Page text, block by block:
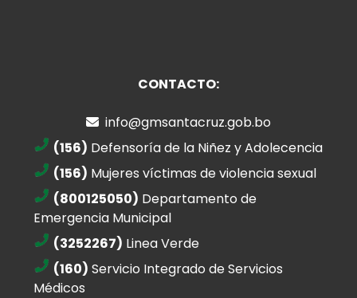
CONTACTO:
info@gmsantacruz.gob.bo
(156) Defensoría de la Niñez y Adolecencia
(156) Mujeres víctimas de violencia sexual
(800125050) Departamento de
Emergencia Municipal
(3252267) Linea Verde
(160) Servicio Integrado de Servicios
Médicos